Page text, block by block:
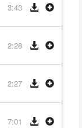
3:43
2:28
2:27
7:01